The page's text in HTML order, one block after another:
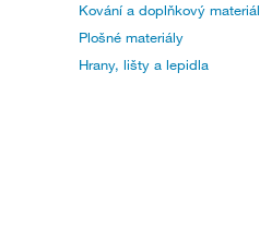
Kování a doplňkový materiál
Plošné materiály
Hrany, lišty a lepidla